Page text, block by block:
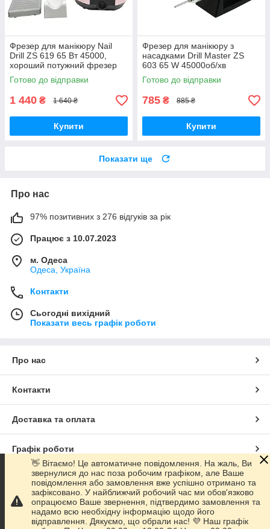
Фрезер для манікюру Nail
Drill ZS 619 65 Вт 45000,
хороший потужний фрезер
апарат машинка для
манікюру
Готово до відправки
1 440 ₴ 1 640 ₴
Купити
Фрезер для манікюру з
насадками Drill Master ZS
603 65 W 45000об/хв
машинка для нігтів
шліфування лаку фрези
Готово до відправки
785 ₴ 885 ₴
Купити
Показати ще
Про нас
97% позитивних з 276 відгуків за рік
Працює з 10.07.2023
м. Одеса
Одеса, Україна
Контакти
Сьогодні вихідний
Показати весь графік роботи
Про нас
Контакти
Доставка та оплата
Графік роботи
Повна версія сайту
Сайт створено на маркетплейсіProm.ua
👋 Вітаємо! Це автоматичне повідомлення. На жаль, Ви
звернулися до нас поза робочим графіком, але Ваше
повідомлення або замовлення вже успішно отримано та
зафіксовано. У найближчий робочий час ми обов'язково
опрацюємо Ваше звернення, підтвердимо замовлення та
надамо всю необхідну інформацію щодо його
відправлення. Дякуємо, що обрали нас! 💜 Наш графік